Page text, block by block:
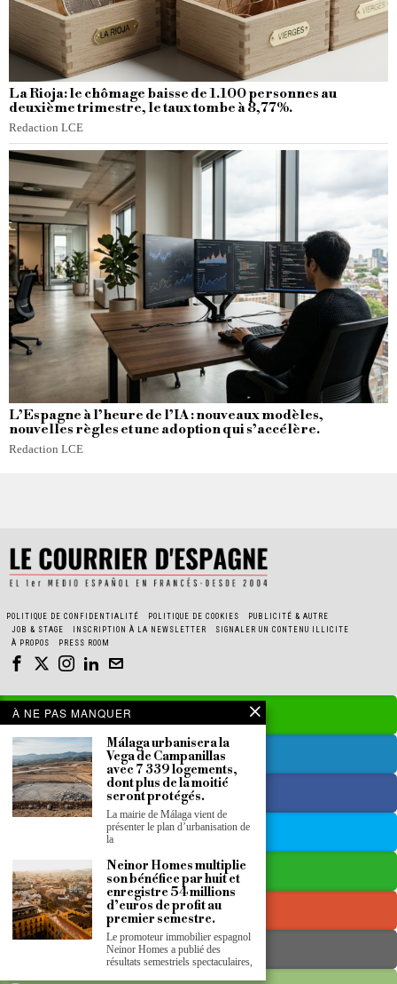
La Rioja: le chômage baisse de 1.100 personnes au
deuxième trimestre, le taux tombe à 8,77%.
Redaction LCE
L’Espagne à l’heure de l’IA : nouveaux modèles,
nouvelles règles et une adoption qui s’accélère.
Redaction LCE
POLITIQUE DE CONFIDENTIALITÉ POLITIQUE DE COOKIES
PUBLICITÉ & AUTRE
JOB & STAGE
INSCRIPTION À LA NEWSLETTER
SIGNALER UN CONTENU ILLICITE
À PROPOS
PRESS ROOM
À NE PAS MANQUER
Málaga urbanisera la
Vega de Campanillas
avec 7 339 logements,
dont plus de la moitié
seront protégés.
La mairie de Málaga vient de
présenter le plan d’urbanisation de
la
Neinor Homes multiplie
son bénéfice par huit et
enregistre 54 millions
d’euros de profit au
premier semestre.
Le promoteur immobilier espagnol
Neinor Homes a publié des
résultats semestriels spectaculaires,